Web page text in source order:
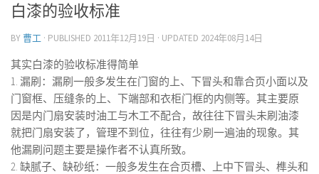
白漆的验收标准
BY 曹工 · PUBLISHED 2011年12月19日 · UPDATED 2024年08月14日
其实白漆的验收标准得简单
1. 漏刷：漏刷一般多发生在门窗的上、下冒头和靠合页小面以及
门窗框、压缝条的上、下端部和衣柜门框的内侧等。其主要原
因是内门扇安装时油工与木工不配合，故往往下冒头未刷油漆
就把门扇安装了，管理不到位，往往有少刷一遍油的现象。其
他漏刷问题主要是操作者不认真所致。
2. 缺腻子、缺砂纸：一般多发生在合页槽、上中下冒头、榫头和